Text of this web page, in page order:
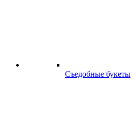
Съедобные букеты